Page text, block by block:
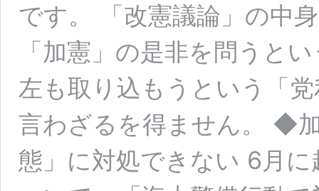
です。 「改憲議論」の中
「加憲」の是非を問うと
左も取り込もうという「
言わざるを得ません。 ◆
態」に対処できない 6月